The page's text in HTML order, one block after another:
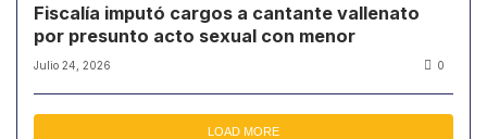
Fiscalía imputó cargos a cantante vallenato
por presunto acto sexual con menor
Julio 24, 2026 0
LOAD MORE